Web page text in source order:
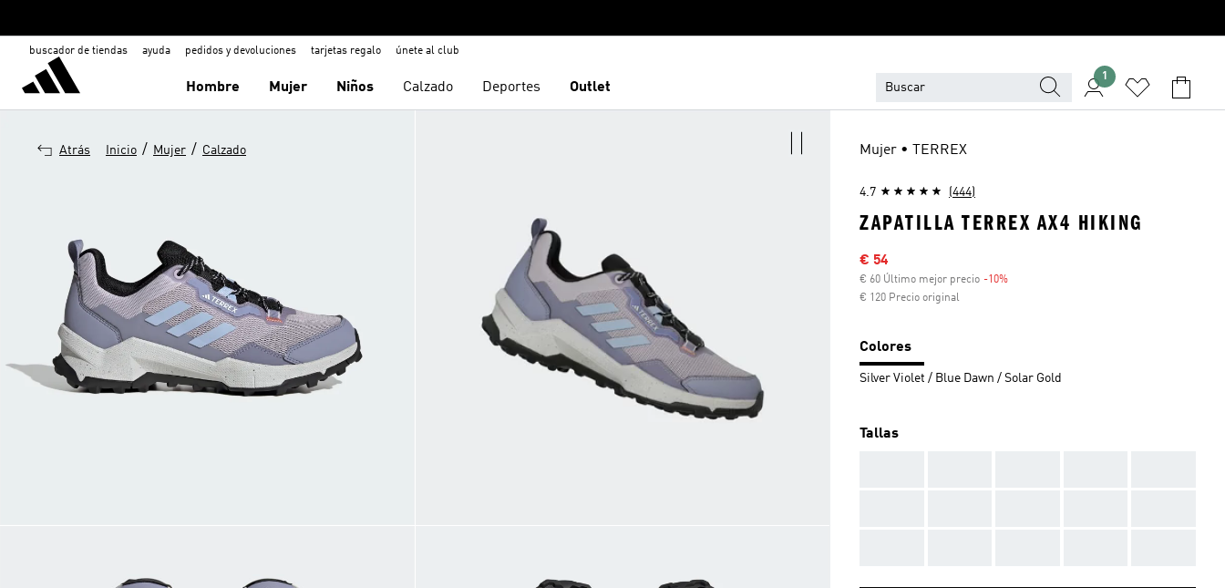
buscador de tiendas ayuda pedidos y devoluciones tarjetas regalo únete al club
Hombre Mujer Niños Calzado Deportes Outlet
1
Atrás Inicio / Mujer / Calzado Mujer • TERREX
4.7 (444)
ZAPATILLA TERREX AX4 HIKING
Precio rebajado
€ 54
€ 60 Último mejor precio -10%
€ 120 Precio original
Colores
Silver Violet / Blue Dawn / Solar Gold
Tallas